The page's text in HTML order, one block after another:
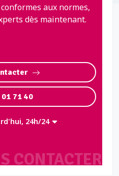
CONTACTER
aux normes,
dès maintenant.
71 40
24h/24